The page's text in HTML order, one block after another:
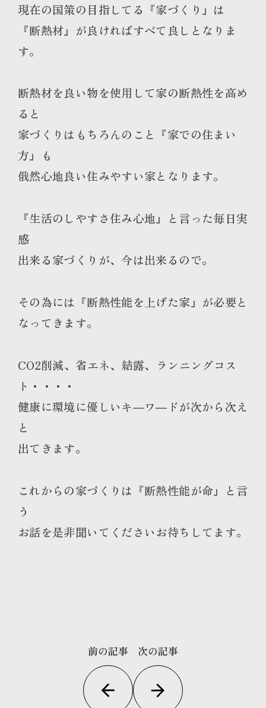
現在の国策の目指してる『家づくり』は
『断熱材』が良ければすべて良しとなりま
す。
断熱材を良い物を使用して家の断熱性を高め
ると
家づくりはもちろんのこと『家での住まい
方』も
俄然心地良い住みやすい家となります。
『生活のしやすさ住み心地』と言った毎日実
感
出来る家づくりが、今は出来るので。
その為には『断熱性能を上げた家』が必要と
なってきます。
CO2削減、省エネ、結露、ランニングコス
ト・・・・
健康に環境に優しいキ―ワ―ドが次から次え
と
出てきます。
これからの家づくりは『断熱性能が命』と言
う
お話を是非聞いてくださいお待ちしてます。
前の記事 次の記事